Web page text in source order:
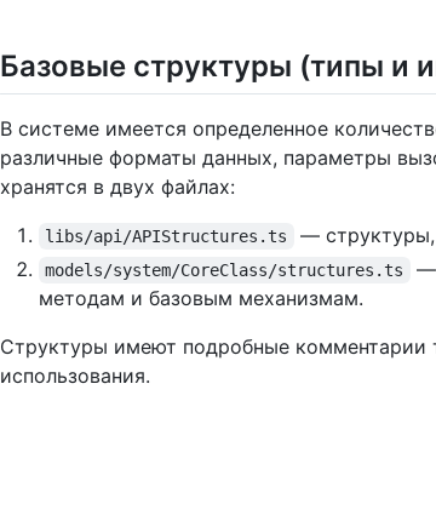
Базовые структуры (типы и
В системе имеется определенное
различные форматы данных, параметры
хранятся в двух файлах:
libs/api/APIStructures.ts — структуры,
models/system/CoreClass/structures.ts —
методам и базовым механизмам.
Структуры имеют подробные комментарии
использования.